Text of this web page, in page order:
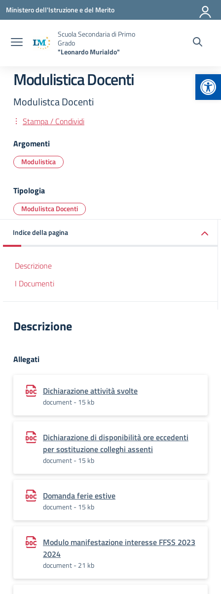
Vai ai contenuti
Vai al menu di navigazione
Vai al footer
Ministero dell'Istruzione e del Merito
Scuola Secondaria di Primo
Grado
"Leonardo Murialdo"
Modulistica Docenti
Modulistca Docenti
Stampa / Condividi
Argomenti
Modulistica
Tipologia
Modulistca Docenti
Indice della pagina
Descrizione
I Documenti
Descrizione
Allegati
Dichiarazione attività svolte
document - 15 kb
Dichiarazione di disponibilità ore eccedenti
per sostituzione colleghi assenti
document - 15 kb
Domanda ferie estive
document - 15 kb
Modulo manifestazione interesse FFSS 2023
2024
document - 21 kb